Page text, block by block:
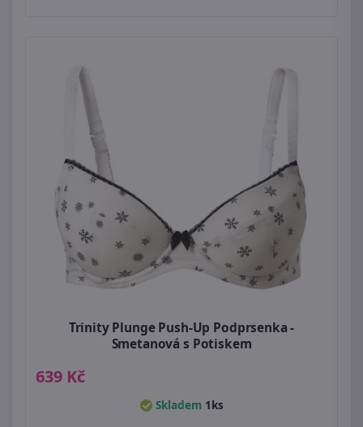
Trinity Plunge Push-Up Podprsenka -
Smetanová s Potiskem
639 Kč
Skladem 1ks